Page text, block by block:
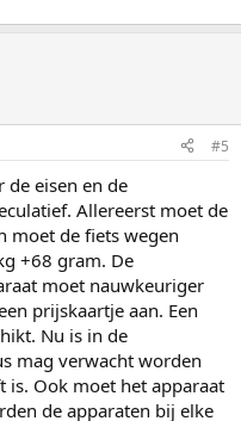
#5
de eisen en de
Allereerst moet de
moet de fiets wegen
+68 gram. De
moet nauwkeuriger
prijskaartje aan. Een
Nu is in de
mag verwacht worden
is. Ook moet het apparaat
de apparaten bij elke